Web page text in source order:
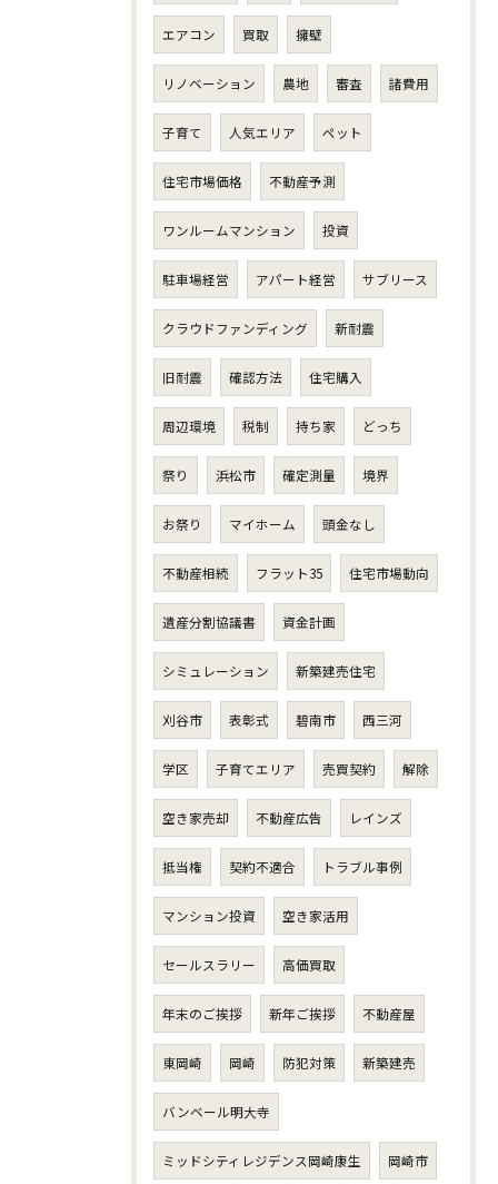
エアコン 買取 擁壁
リノベーション 農地 審査 諸費用
子育て 人気エリア ペット
住宅市場価格 不動産予測
ワンルームマンション 投資
駐車場経営 アパート経営 サブリース
クラウドファンディング 新耐震
旧耐震 確認方法 住宅購入
周辺環境 税制 持ち家 どっち
祭り 浜松市 確定測量 境界
お祭り マイホーム 頭金なし
不動産相続 フラット35 住宅市場動向
遺産分割協議書 資金計画
シミュレーション 新築建売住宅
刈谷市 表彰式 碧南市 西三河
学区 子育てエリア 売買契約 解除
空き家売却 不動産広告 レインズ
抵当権 契約不適合 トラブル事例
マンション投資 空き家活用
セールスラリー 高価買取
年末のご挨拶 新年ご挨拶 不動産屋
東岡崎 岡崎 防犯対策 新築建売
バンベール明大寺
ミッドシティレジデンス岡崎康生 岡崎市